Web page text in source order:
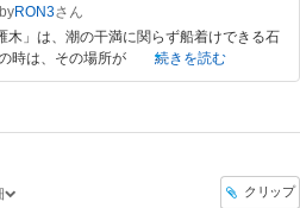
byRON3
木」は、潮の干満に関らず船着けできる石
時は、その場所が
続きを読む
クリップ